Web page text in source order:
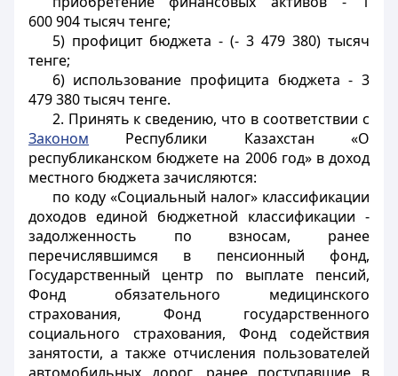
600 904 тысяч тенге;
5) профицит бюджета - (- 3 479 380) тысяч
тенге;
6) использование профицита бюджета - 3
479 380 тысяч тенге.
2. Принять к сведению, что в соответствии с
Законом Республики Казахстан «О
республиканском бюджете на 2006 год» в доход
местного бюджета зачисляются:
по коду «Социальный налог» классификации
доходов единой бюджетной классификации -
задолженность по взносам, ранее
перечислявшимся в пенсионный фонд,
Государственный центр по выплате пенсий,
Фонд обязательного медицинского
страхования, Фонд государственного
социального страхования, Фонд содействия
занятости, а также отчисления пользователей